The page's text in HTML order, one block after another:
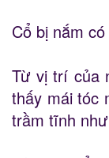
Cổ bị nắm
Từ vị trí của
thấy mái tóc
trầm tĩnh